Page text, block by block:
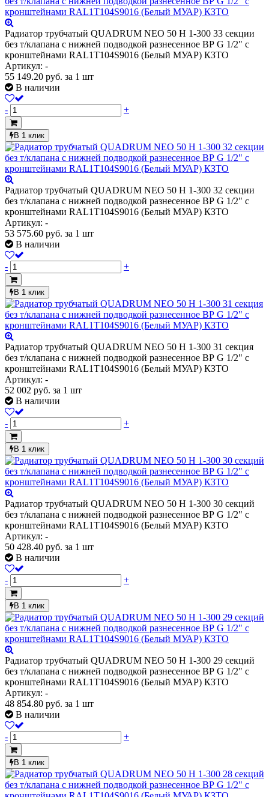
Радиатор трубчатый QUADRUM NEO 50 H 1-300 33 секции
без т/клапана с нижней подводкой разнесенное ВР G 1/2" с
кронштейнами RAL1T104S9016 (Белый МУАР) КЗТО
Артикул: -
55 149.20 руб. за 1 шт
В наличии
- +
В 1 клик
Радиатор трубчатый QUADRUM NEO 50 H 1-300 32 секции
без т/клапана с нижней подводкой разнесенное ВР G 1/2" с
кронштейнами RAL1T104S9016 (Белый МУАР) КЗТО
Артикул: -
53 575.60 руб. за 1 шт
В наличии
- +
В 1 клик
Радиатор трубчатый QUADRUM NEO 50 H 1-300 31 секция
без т/клапана с нижней подводкой разнесенное ВР G 1/2" с
кронштейнами RAL1T104S9016 (Белый МУАР) КЗТО
Артикул: -
52 002 руб. за 1 шт
В наличии
- +
В 1 клик
Радиатор трубчатый QUADRUM NEO 50 H 1-300 30 секций
без т/клапана с нижней подводкой разнесенное ВР G 1/2" с
кронштейнами RAL1T104S9016 (Белый МУАР) КЗТО
Артикул: -
50 428.40 руб. за 1 шт
В наличии
- +
В 1 клик
Радиатор трубчатый QUADRUM NEO 50 H 1-300 29 секций
без т/клапана с нижней подводкой разнесенное ВР G 1/2" с
кронштейнами RAL1T104S9016 (Белый МУАР) КЗТО
Артикул: -
48 854.80 руб. за 1 шт
В наличии
- +
В 1 клик